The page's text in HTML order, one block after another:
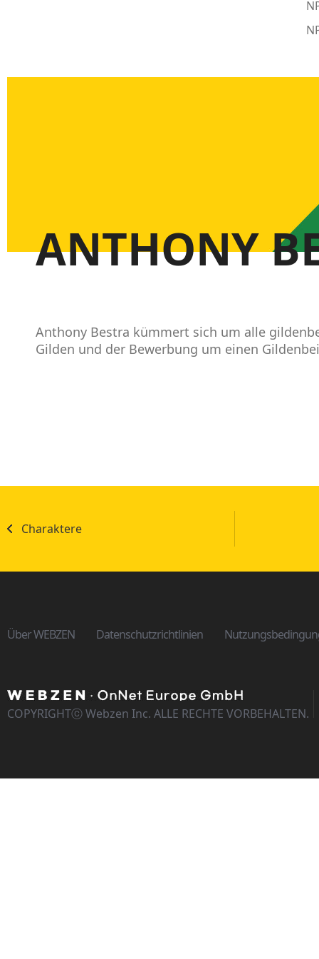
ANTHONY
Anthony Bestra kümmert sich um alle
Gilden und der Bewerbung um einen
Charaktere
Über WEBZEN Datenschutzrichtlinien
COPYRIGHTⓒ Webzen Inc. ALLE RECHTE VORBEHALTEN.